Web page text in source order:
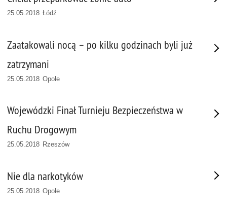
25.05.2018 Łódź
Zaatakowali nocą – po kilku godzinach byli już
zatrzymani
25.05.2018 Opole
Wojewódzki Finał Turnieju Bezpieczeństwa w
Ruchu Drogowym
25.05.2018 Rzeszów
Nie dla narkotyków
25.05.2018 Opole